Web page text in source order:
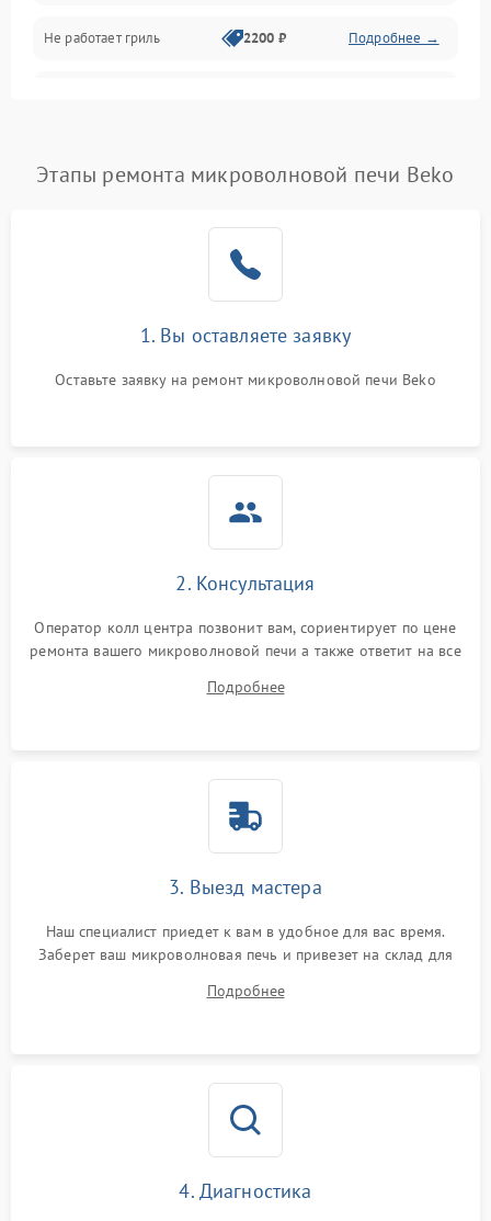
Не работает гриль 2200 ₽ Подробнее →
Появление запаха гари Подробнее →
2200 ₽
Не работают сенсорные
1000 ₽
Этапы ремонта микроволновой печи Beko
1. Вы оставляете заявку
Оставьте заявку на ремонт микроволновой печи Beko
2. Консультация
Оператор колл центра позвонит вам, сориентирует по цене
ремонта вашего микроволновой печи а также ответит на все
Подробнее
3. Выезд мастера
Наш специалист приедет к вам в удобное для вас время.
Заберет ваш микроволновая печь и привезет на склад для
Подробнее
4. Диагностика